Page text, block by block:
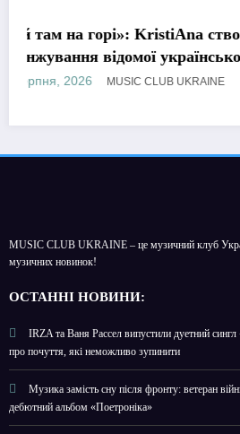
сучасне
МУЗИКА
«Стерти
формувати
сучасне
8 Серпня, 2026
MUSIC CLUB UKRAINE – це музичний клуб
музичних новинок!
ОСТАННІ НОВИНИ:
IRZA та Ваня Рассел випустили дуетний
про почуття, які неможливо зупинити
Музика замість сну після фронту: ветеран
дебютний альбом «Поетроніка»